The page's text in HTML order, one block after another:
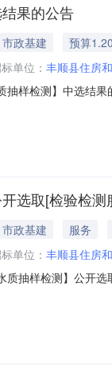
果的公告
市政基建 预算
单位： 丰顺县住房
抽样检测】中选结
选取中介时间：
选取[检验检
市政基建 服务
单位： 丰顺县住房
质抽样检测】公开